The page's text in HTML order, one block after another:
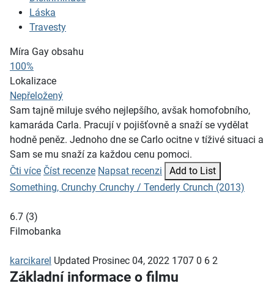
Láska
Travesty
Míra Gay obsahu
100%
Lokalizace
Nepřeložený
Sam tajně miluje svého nejlepšího, avšak homofobního,
kamaráda Carla. Pracují v pojišťovně a snaží se vydělat
hodně peněz. Jednoho dne se Carlo ocitne v tíživé situaci a
Sam se mu snaží za každou cenu pomoci.
Čti více Číst recenze Napsat recenzi
Add to List
Something, Crunchy Crunchy / Tenderly Crunch (2013)
6.7 (3)
Filmobanka
karcikarel Updated Prosinec 04, 2022 1707 0 6 2
Základní informace o filmu